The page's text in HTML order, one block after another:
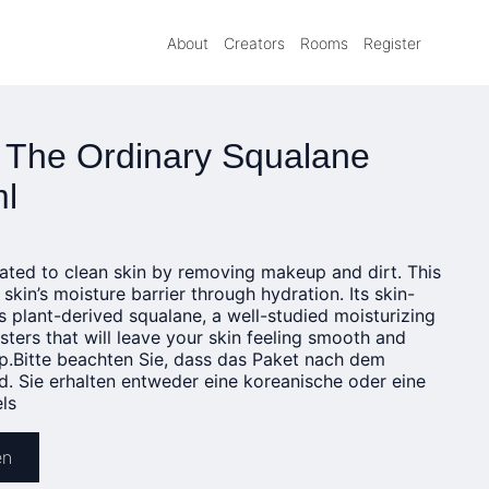
About Creators Rooms Register
Ordinary Squalane
to clean skin by removing makeup and dirt. This
moisture barrier through hydration. Its skin-
plant-derived squalane, a well-studied moisturizing
that will leave your skin feeling smooth and
beachten Sie, dass das Paket nach dem
Sie erhalten entweder eine koreanische oder eine